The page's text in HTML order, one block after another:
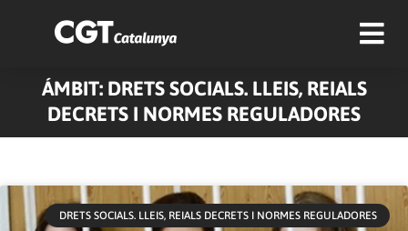
ÁMBIT: DRETS SOCIALS. LLEIS, REIALS
DECRETS I NORMES REGULADORES
DRETS SOCIALS. LLEIS, REIALS DECRETS I NORMES REGULADORES